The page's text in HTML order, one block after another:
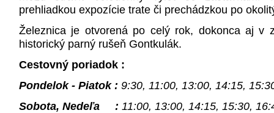
prehliadkou expozície trate či prechádzkou po
Železnica je otvorená po celý rok, dokonca aj v
historický parný rušeň Gontkulák.
Cestovný poriadok :
Pondelok - Piatok : 9:30, 11:00, 13:00, 14:15,
Sobota, Nedeľa : 11:00, 13:00, 14:15, 15:30,